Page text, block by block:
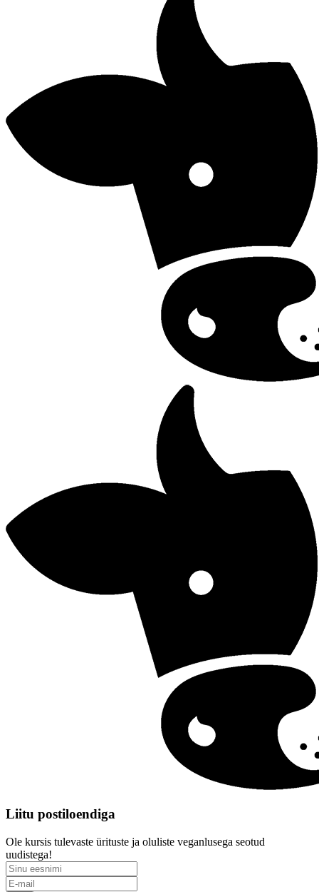
Liitu postiloendiga
Ole kursis tulevaste ürituste ja oluliste veganlusega seotud
uudistega!